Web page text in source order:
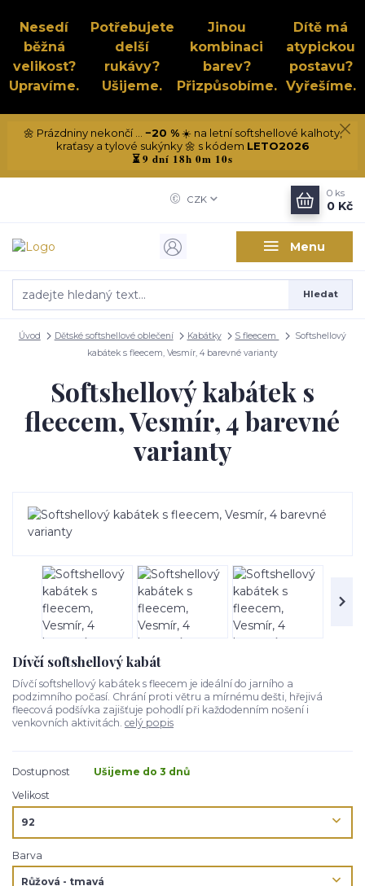
Nesedí
běžná
velikost?
Upravíme.
Potřebujete
delší
rukávy?
Ušijeme.
Jinou
kombinaci
barev?
Přizpůsobíme.
Dítě má
atypickou
postavu?
Vyřešíme.
🌼 Prázdniny nekončí ... −20 %☀️ na letní softshellové kalhoty,
kraťasy a tylové sukýnky 🌼 s kódem LETO2026
⏳9 dní 18h 0m 10s
Menu
CZK
Hledat
0 ks
0 Kč
Úvod Dětské softshellové oblečení Kabátky S fleecem
Softshellový
kabátek s fleecem, Vesmír, 4 barevné varianty
Softshellový kabátek s
fleecem, Vesmír, 4 barevné
varianty
Dívčí softshellový kabát
Dívčí softshellový kabátek s fleecem je ideální do jarního a
podzimního počasí. Chrání proti větru a mírnému dešti, hřejivá
fleecová podšívka zajišťuje pohodlí při každodenním nošení i
venkovních aktivitách. celý popis
Dostupnost
Ušijeme do 3 dnů
Velikost
Barva